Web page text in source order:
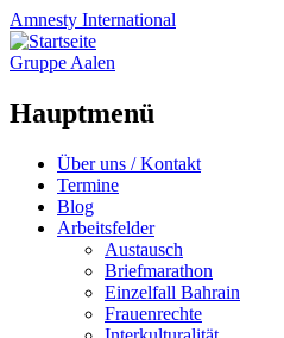
Amnesty International
Gruppe Aalen
Hauptmenü
Zum
Inhalt
springen
Über uns / Kontakt
Termine
Blog
Arbeitsfelder
Austausch
Briefmarathon
Einzelfall Bahrain
Frauenrechte